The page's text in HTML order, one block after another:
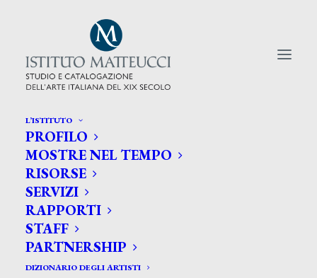
L’ISTITUTO
PROFILO
MOSTRE NEL TEMPO
RISORSE
SERVIZI
RAPPORTI
STAFF
PARTNERSHIP
DIZIONARIO DEGLI ARTISTI
CERCA TRA GLI ARTISTI:
Search
for: